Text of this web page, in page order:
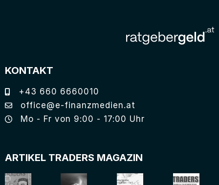
KONTAKT
+43 660 6660010
office@e-finanzmedien.at
Mo - Fr von 9:00 - 17:00 Uhr
ARTIKEL TRADERS MAGAZIN